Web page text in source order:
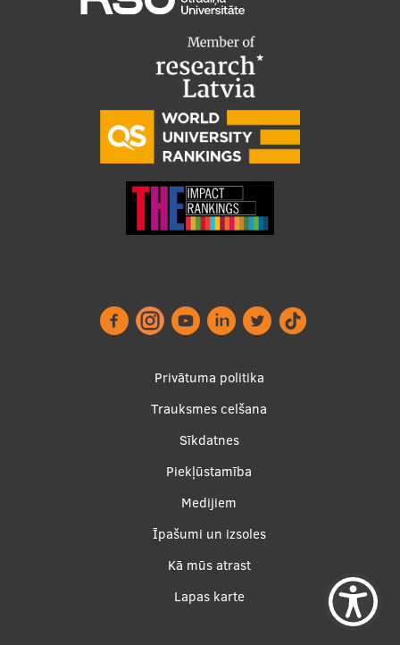
Privātuma politika
Trauksmes celšana
Sīkdatnes
Piekļūstamība
Medijiem
Īpašumi un izsoles
Kā mūs atrast
Lapas karte